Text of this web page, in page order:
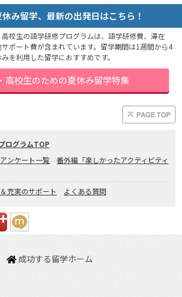
み留学、最新の出発日はこちら！
校生の語学研修プログラムは、語学研修費、滞在
ポート費が含まれています。留学期間は1週間から4
を利用した留学におすすめです。
高校生のための夏休み留学特集
ログラムTOP
アンケート一覧
番外編「楽しかったアクティビティ
充実のサポート よくある質問
成功する留学ホーム